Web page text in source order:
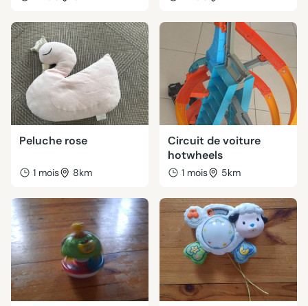
Peluche rose
1 mois 8km
Circuit de voiture
hotwheels
1 mois 5km